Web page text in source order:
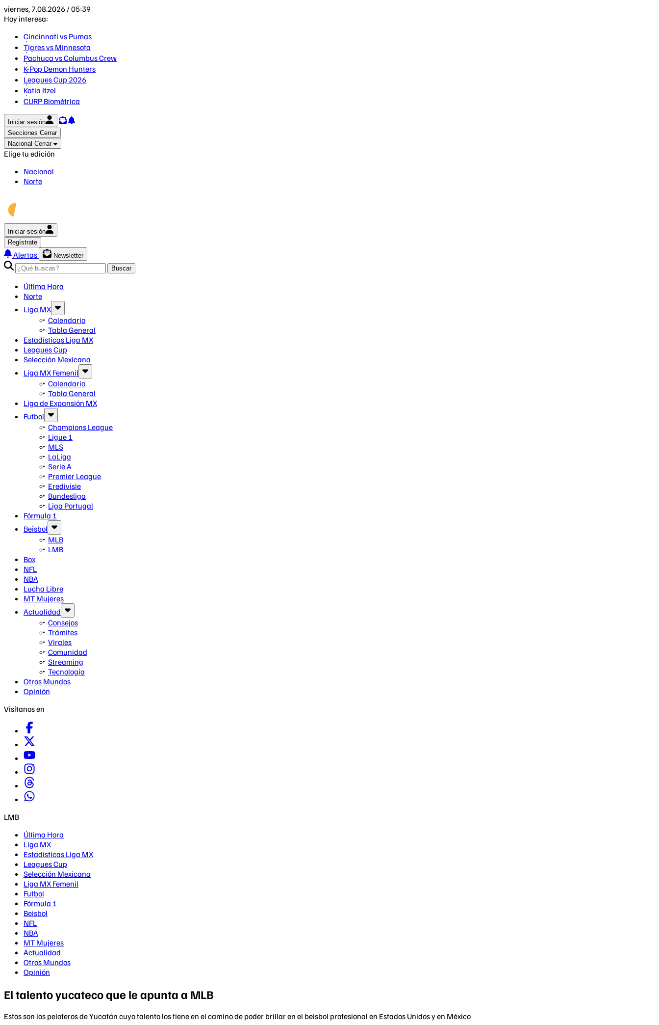
viernes, 7.08.2026 / 05:39
Hoy interesa:
Cincinnati vs Pumas
Tigres vs Minnesota
Pachuca vs Columbus Crew
K-Pop Demon Hunters
Leagues Cup 2026
Katia Itzel
CURP Biométrica
Iniciar sesión
Secciones Cerrar
Nacional Cerrar
Elige tu edición
Nacional
Norte
Iniciar sesión
Regístrate
Alertas
Newsletter
Buscar
Última Hora
Norte
Liga MX
Calendario
Tabla General
Estadísticas Liga MX
Leagues Cup
Selección Mexicana
Liga MX Femenil
Calendario
Tabla General
Liga de Expansión MX
Futbol
Champions League
Ligue 1
MLS
LaLiga
Serie A
Premier League
Eredivisie
Bundesliga
Liga Portugal
Fórmula 1
Beisbol
MLB
LMB
Box
NFL
NBA
Lucha Libre
MT Mujeres
Actualidad
Consejos
Trámites
Virales
Comunidad
Streaming
Tecnología
Otros Mundos
Opinión
Visítanos en
LMB
Última Hora
Liga MX
Estadísticas Liga MX
Leagues Cup
Selección Mexicana
Liga MX Femenil
Futbol
Fórmula 1
Beisbol
NFL
NBA
MT Mujeres
Actualidad
Otros Mundos
Opinión
El talento yucateco que le apunta a MLB
Estos son los peloteros de Yucatán cuyo talento los tiene en el camino de poder brillar en el beisbol profesional en Estados Unidos y en México